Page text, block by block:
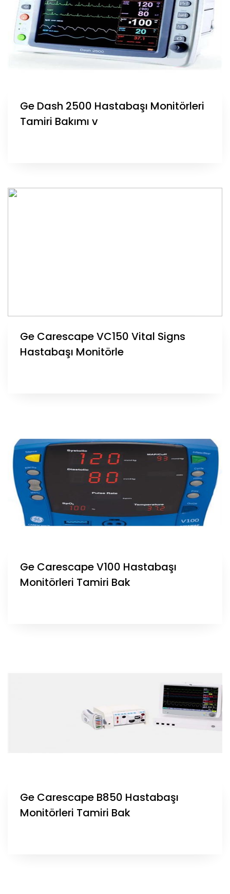
Ge Dash 2500 Hastabaşı Monitörleri
Tamiri Bakımı v
Ge Carescape VC150 Vital Signs
Hastabaşı Monitörle
Ge Carescape V100 Hastabaşı
Monitörleri Tamiri Bak
Ge Carescape B850 Hastabaşı
Monitörleri Tamiri Bak